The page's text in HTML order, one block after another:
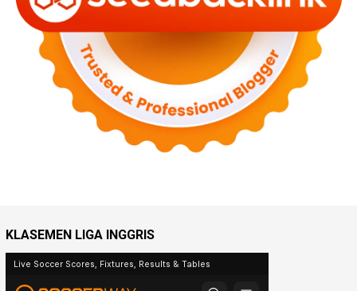
KLASEMEN LIGA INGGRIS